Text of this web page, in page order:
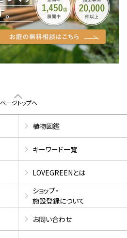
ページトップへ
植物図鑑
キーワード一覧
LOVEGREENとは
ショップ・
施設登録について
お問い合わせ